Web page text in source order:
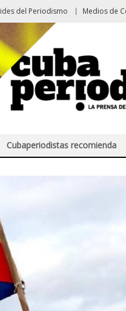
del Periodismo Medios de
Cubaperiodistas recomienda